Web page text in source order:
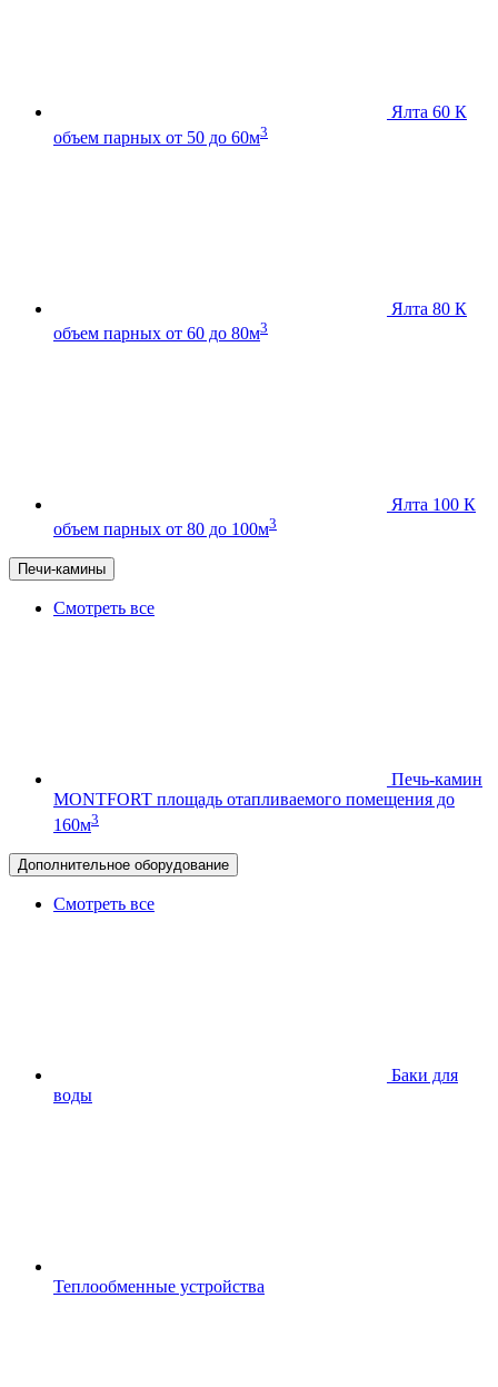
Ялта 60 К
объем парных от 50 до 60м3
Ялта 80 К
объем парных от 60 до 80м3
Ялта 100 К
объем парных от 80 до 100м3
Печи-камины
Смотреть все
Печь-камин
MONTFORT площадь отапливаемого помещения до
160м3
Дополнительное оборудование
Смотреть все
Баки для
воды
Теплообменные устройства